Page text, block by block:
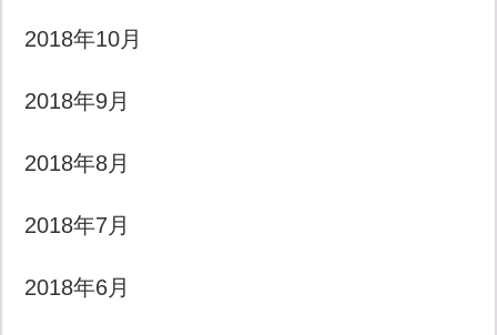
2018年10月
2018年9月
2018年8月
2018年7月
2018年6月